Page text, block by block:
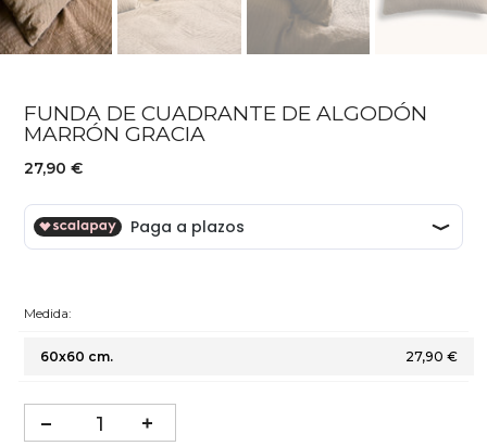
FUNDA DE CUADRANTE DE ALGODÓN
MARRÓN GRACIA
27,90 €
Medida:
60x60 cm. 27,90 €